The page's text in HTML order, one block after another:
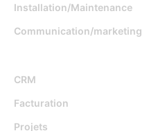
Installation/Maintenance
Communication/marketing
CRM
Facturation
Projets